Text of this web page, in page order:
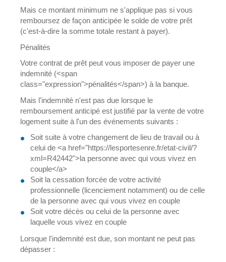
Mais ce montant minimum ne s'applique pas si vous
remboursez de façon anticipée le solde de votre prêt
(c'est-à-dire la somme totale restant à payer).
Pénalités
Votre contrat de prêt peut vous imposer de payer une
indemnité (<span
class="expression">pénalités</span>) à la banque.
Mais l'indemnité n'est pas due lorsque le
remboursement anticipé est justifié par la vente de votre
logement suite à l'un des événements suivants :
Soit suite à votre changement de lieu de travail ou à
celui de <a href="https://lesportesenre.fr/etat-civil/?
xml=R42442">la personne avec qui vous vivez en
couple</a>
Soit la cessation forcée de votre activité
professionnelle (licenciement notamment) ou de celle
de la personne avec qui vous vivez en couple
Soit votre décès ou celui de la personne avec
laquelle vous vivez en couple
Lorsque l'indemnité est due, son montant ne peut pas
dépasser :